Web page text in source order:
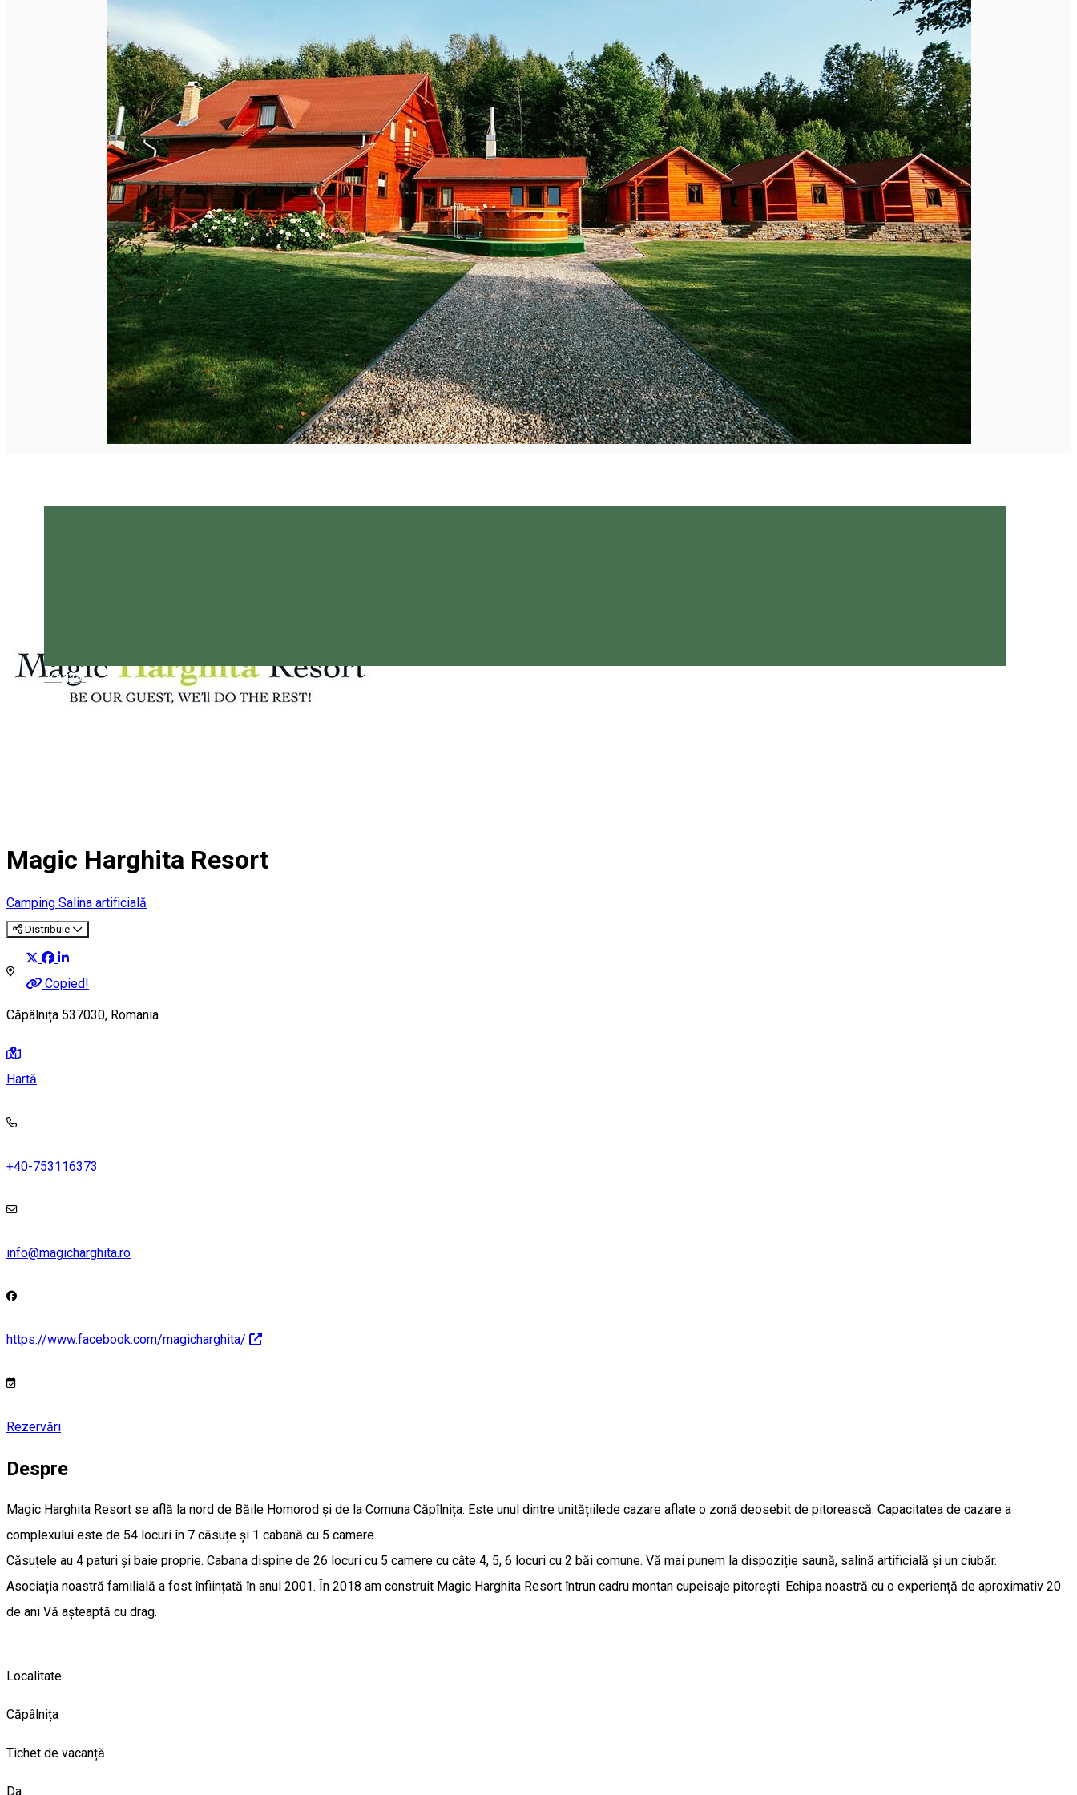
Magyar
Închirieri de biciclete
Magic Harghita Resort
Camping Salina artificială
Distribuie
Copied!
Căpâlnița 537030, Romania
Hartă
+40-753116373
info@magicharghita.ro
https://www.facebook.com/magicharghita/
Rezervări
Despre
Magic Harghita Resort se află la nord de Băile Homorod și de la Comuna Căpîlnița. Este unul dintre unitățiilede cazare aflate o zonă deosebit de pitorească. Capacitatea de cazare a
complexului este de 54 locuri în 7 căsuțe și 1 cabană cu 5 camere.
Căsuțele au 4 paturi și baie proprie. Cabana dispine de 26 locuri cu 5 camere cu câte 4, 5, 6 locuri cu 2 băi comune. Vă mai punem la dispoziție saună, salină artificială și un ciubăr.
Asociația noastră familială a fost înființată în anul 2001. În 2018 am construit Magic Harghita Resort întrun cadru montan cupeisaje pitorești. Echipa noastră cu o experiență de aproximativ 20
de ani Vă așteaptă cu drag.
Localitate
Căpâlnița
Tichet de vacanță
Da